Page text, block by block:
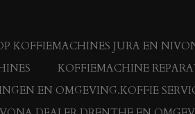
KOFFIEMACHINES JURA EN
KOFFIEMACHINE
EN OMGEVING.KOFFIE